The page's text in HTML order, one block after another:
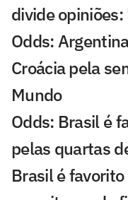
divide
Odds:
Croácia pela
Mundo
Odds: Brasil é
pelas quartas
Brasil é